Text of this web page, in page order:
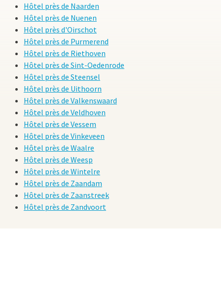
Hôtel près de Naarden
Hôtel près de Nuenen
Hôtel près d'Oirschot
Hôtel près de Purmerend
Hôtel près de Riethoven
Hôtel près de Sint-Oedenrode
Hôtel près de Steensel
Hôtel près de Uithoorn
Hôtel près de Valkenswaard
Hôtel près de Veldhoven
Hôtel près de Vessem
Hôtel près de Vinkeveen
Hôtel près de Waalre
Hôtel près de Weesp
Hôtel près de Wintelre
Hôtel près de Zaandam
Hôtel près de Zaanstreek
Hôtel près de Zandvoort